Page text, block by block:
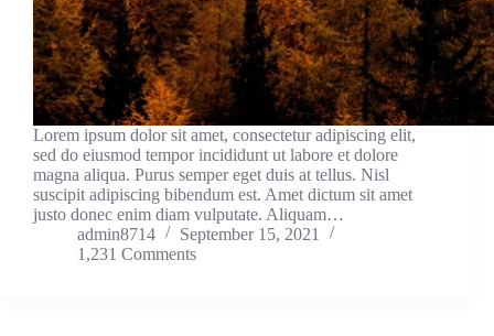
Lorem ipsum dolor sit amet, consectetur adipiscing elit,
sed do eiusmod tempor incididunt ut labore et dolore
magna aliqua. Purus semper eget duis at tellus. Nisl
suscipit adipiscing bibendum est. Amet dictum sit amet
justo donec enim diam vulputate. Aliquam…
admin8714
September 15, 2021
1,231 Comments